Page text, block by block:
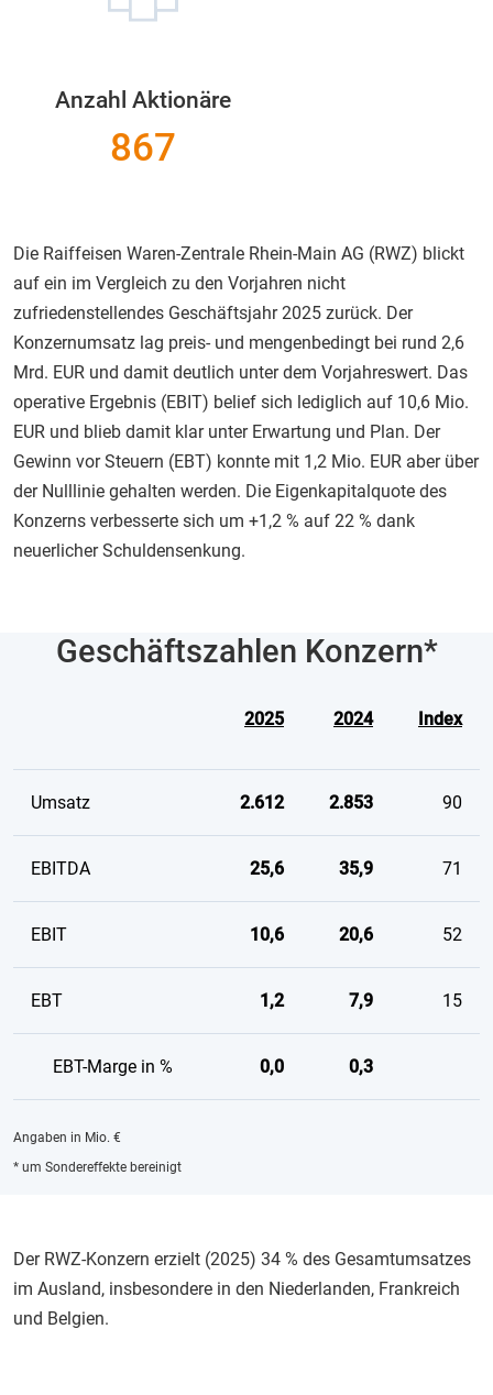
Anzahl Aktionäre
867
Die Raiffeisen Waren-Zentrale Rhein-Main AG (RWZ) blickt
auf ein im Vergleich zu den Vorjahren nicht
zufriedenstellendes Geschäftsjahr 2025 zurück. Der
Konzernumsatz lag preis- und mengenbedingt bei rund 2,6
Mrd. EUR und damit deutlich unter dem Vorjahreswert. Das
operative Ergebnis (EBIT) belief sich lediglich auf 10,6 Mio.
EUR und blieb damit klar unter Erwartung und Plan. Der
Gewinn vor Steuern (EBT) konnte mit 1,2 Mio. EUR aber über
der Nulllinie gehalten werden. Die Eigenkapitalquote des
Konzerns verbesserte sich um +1,2 % auf 22 % dank
neuerlicher Schuldensenkung.
Geschäftszahlen Konzern*
2025 2024 Index
Umsatz 2.612 2.853 90
EBITDA 25,6 35,9 71
EBIT 10,6 20,6 52
EBT 1,2 7,9 15
EBT-Marge in % 0,0 0,3
Angaben in Mio. €
* um Sondereffekte bereinigt
Der RWZ-Konzern erzielt (2025) 34 % des Gesamtumsatzes
im Ausland, insbesondere in den Niederlanden, Frankreich
und Belgien.